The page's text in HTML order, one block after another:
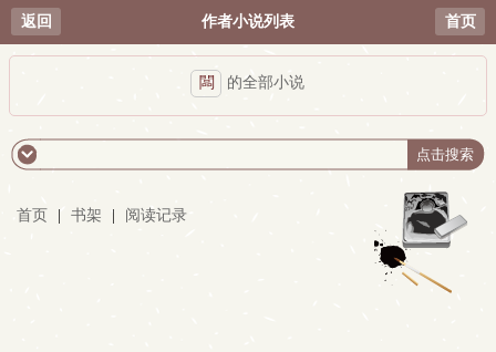
返回 作者小说列表 首页
闆 的全部小说
首页 书架 阅读记录